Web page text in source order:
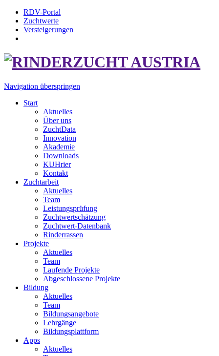
RDV-Portal
Zuchtwerte
Versteigerungen
Navigation überspringen
Start
Aktuelles
Über uns
ZuchtData
Innovation
Akademie
Downloads
KUHrier
Kontakt
Zuchtarbeit
Aktuelles
Team
Leistungsprüfung
Zuchtwertschätzung
Zuchtwert-Datenbank
Rinderrassen
Projekte
Aktuelles
Team
Laufende Projekte
Abgeschlossene Projekte
Bildung
Aktuelles
Team
Bildungsangebote
Lehrgänge
Bildungsplattform
Apps
Aktuelles